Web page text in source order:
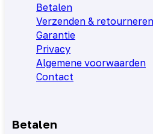
Betalen
Verzenden & retourneren
Garantie
Privacy
Algemene voorwaarden
Contact
Betalen